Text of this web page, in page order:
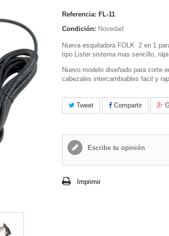
Referencia: FL-11
Condición: Novedad
Nueva esquiladora FOLK 2 en 1
tipo Lister sistema mas sencillo,
Nuevo modelo diseñado para corte
cabezales intercambiables facil y
Tweet Compartir
Escribe tu opinión
Imprimir